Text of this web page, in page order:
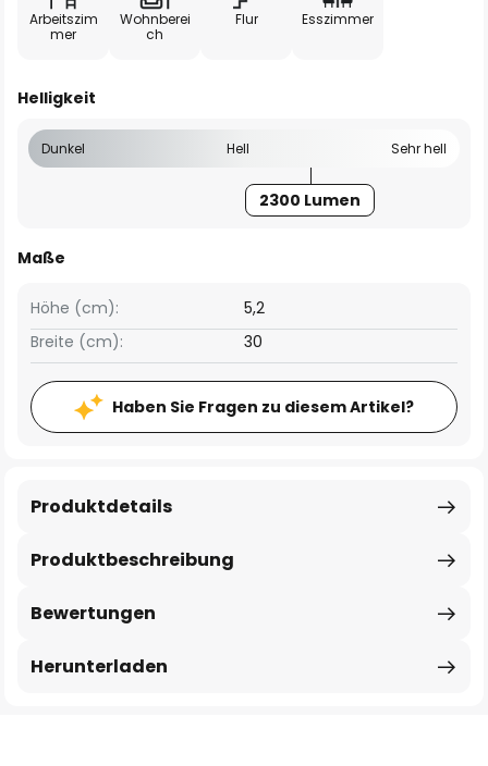
Arbeitszim
mer
Wohnberei
ch
Flur Esszimmer
Helligkeit
Dunkel Hell Sehr hell
2300 Lumen
Maße
Breite (cm): 30
Höhe (cm): 5,2
Haben Sie Fragen zu diesem Artikel?
Produktbeschreibung
Produktdetails
Bewertungen
Herunterladen